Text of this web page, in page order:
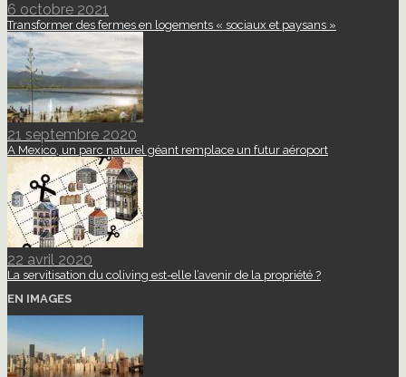
6 octobre 2021
Transformer des fermes en logements « sociaux et paysans »
21 septembre 2020
A Mexico, un parc naturel géant remplace un futur aéroport
22 avril 2020
La servitisation du coliving est-elle l’avenir de la propriété ?
EN IMAGES